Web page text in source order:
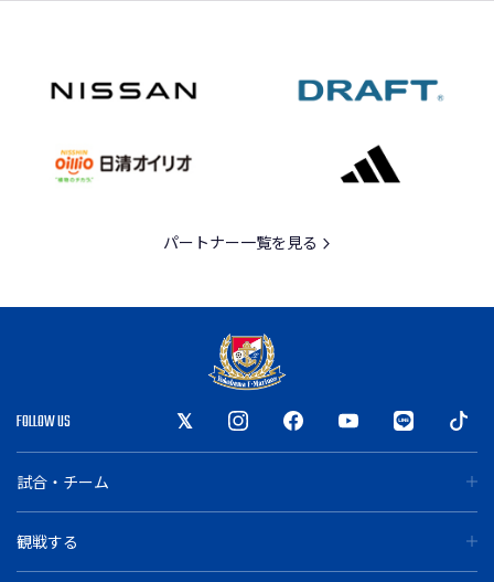
パートナー一覧を見る
FOLLOW US
試合・チーム
観戦する